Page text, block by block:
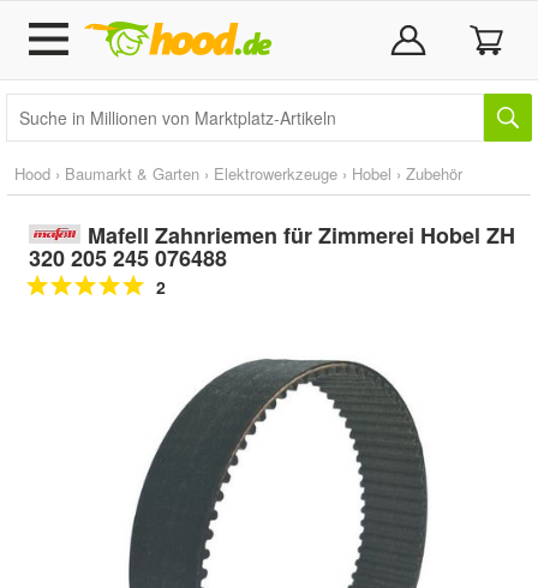
Hood › Baumarkt & Garten › Elektrowerkzeuge › Hobel › Zubehör
Mafell Zahnriemen für Zimmerei Hobel ZH
320 205 245 076488
2